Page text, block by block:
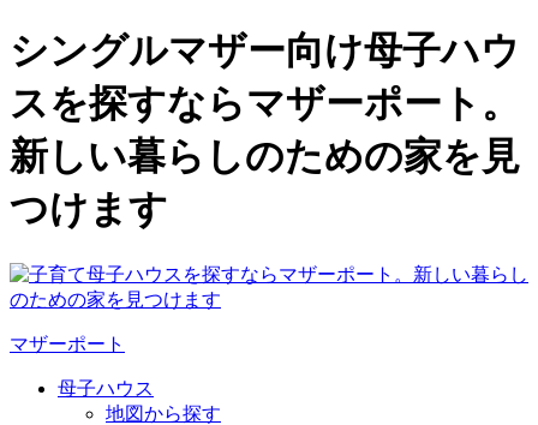
シングルマザー向け母子ハウ
スを探すならマザーポート。
新しい暮らしのための家を見
つけます
マザーポート
母子ハウス
地図から探す